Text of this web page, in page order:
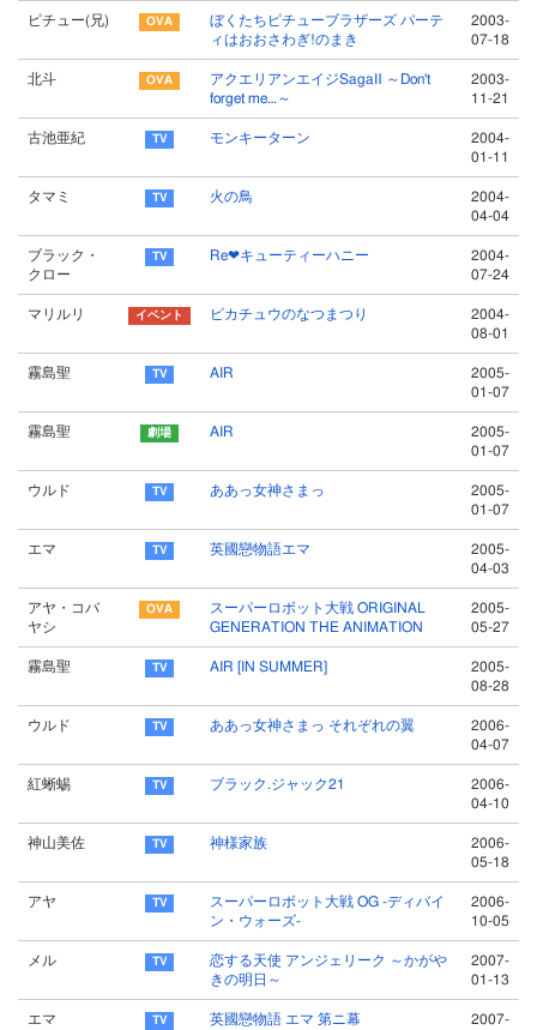
ピチュー(兄)
ぼくたちピチューブラザーズ パーテ
ィはおおさわぎ!のまき
2003-
07-18
北斗
アクエリアンエイジSagaⅡ ～Don't
forget me…～
2003-
11-21
古池亜紀 モンキーターン
2004-
01-11
タマミ 火の鳥
2004-
04-04
ブラック・
クロー
Re❤キューティーハニー
2004-
07-24
マリルリ ピカチュウのなつまつり
2004-
08-01
霧島聖 AIR
2005-
01-07
霧島聖 AIR
2005-
01-07
ウルド ああっ女神さまっ
2005-
01-07
エマ 英國戀物語エマ
2005-
04-03
アヤ・コバ
ヤシ
スーパーロボット大戦 ORIGINAL
GENERATION THE ANIMATION
2005-
05-27
霧島聖 AIR [IN SUMMER]
2005-
08-28
ウルド ああっ女神さまっ それぞれの翼
2006-
04-07
紅蜥蜴 ブラック.ジャック21
2006-
04-10
神山美佐 神様家族
2006-
05-18
アヤ
スーパーロボット大戦 OG -ディバイ
ン・ウォーズ-
2006-
10-05
メル
恋する天使 アンジェリーク ～かがや
きの明日～
2007-
01-13
エマ 英國戀物語 エマ 第ニ幕
2007-